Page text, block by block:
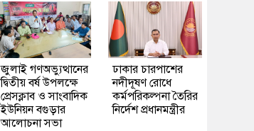
জুলাই গণঅভ্যুত্থানের
দ্বিতীয় বর্ষ উপলক্ষে
প্রেসক্লাব ও সাংবাদিক
ইউনিয়ন বগুড়ার
আলোচনা সভা
ঢাকার চারপাশের
নদীদূষণ রোধে
কর্মপরিকল্পনা তৈরির
নির্দেশ প্রধানমন্ত্রীর